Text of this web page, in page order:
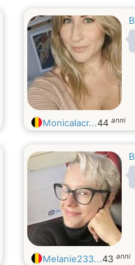
Monicalacr...44 anni
Melanie233...43 anni